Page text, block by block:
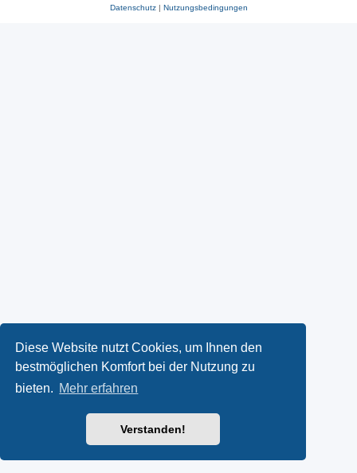
Diese Website nutzt Cookies, um Ihnen den
bestmöglichen Komfort bei der Nutzung zu
bieten. Mehr erfahren
Verstanden!
Datenschutz| Nutzungsbedingungen